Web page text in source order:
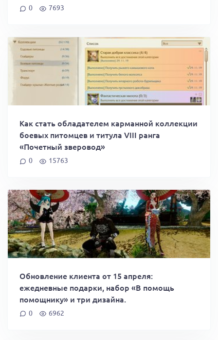
0 7693
Как стать обладателем карманной коллекции
боевых питомцев и титула VIII ранга
«Почетный зверовод»
0 15763
Обновление клиента от 15 апреля:
ежедневные подарки, набор «В помощь
помощнику» и три дизайна.
0 6962